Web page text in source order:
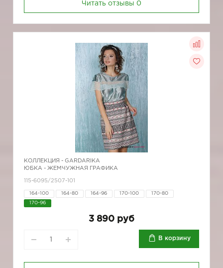
Читать отзывы 0
КОЛЛЕКЦИЯ - GARDARIKA
ЮБКА - ЖЕМЧУЖНАЯ ГРАФИКА
115-6095/2507-101
164-100 164-80 164-96 170-100 170-80
170-96
3 890 руб
В корзину